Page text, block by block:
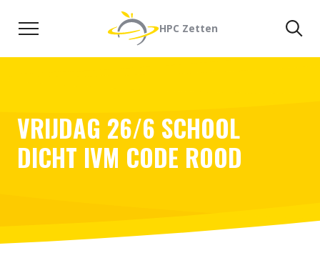
HPC Zetten
VRIJDAG 26/6 SCHOOL
DICHT IVM CODE ROOD